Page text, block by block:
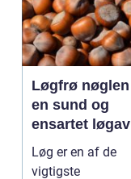
Løgfrø nøglen til
en sund og
ensartet løgavl
Løg er en af de
vigtigste